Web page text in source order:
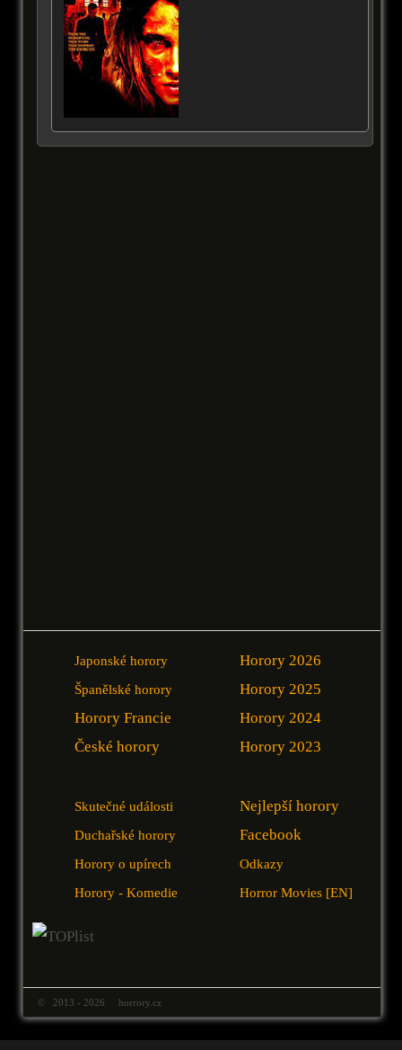
Japonské horory
Španělské horory
Horory Francie
České horory
Horory 2026
Horory 2025
Horory 2024
Horory 2023
Skutečné události
Duchařské horory
Horory o upírech
Horory - Komedie
Nejlepší horory
Facebook
Odkazy
Horror Movies [EN]
© 2013 - 2026 horrory.cz